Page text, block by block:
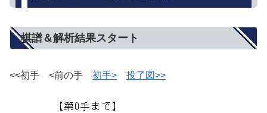
棋譜＆解析結果スタート
<<初手 <前の手 初手> 投了図>>